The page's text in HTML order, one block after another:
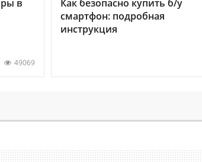
в
49069
Как безопасно купить б/у
смартфон: подробная
инструкция